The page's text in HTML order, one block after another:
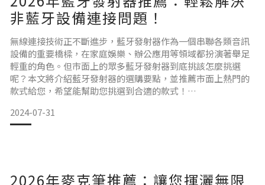
非藍牙設備連接問題！
無線連接技術正不斷進步，藍牙發射器作為一個串聯各類音訊
設備的重要橋樑，在家庭娛樂、辦公應用等領域都扮演著舉足
輕重的角色。但市面上的眾多藍牙發射器到底挑該怎麼挑選
呢？本文將介紹藍牙發射器的選購要點，並推薦市面上熱門的
款式給您，希望能幫助您挑選到合適的款式！
選購藍牙發射器的要點
越新通常意味著更出色的傳輸效率、更低的延遲以及更強的連
2024-07-31
2026年麥克筆推薦：讓您揮灑無限